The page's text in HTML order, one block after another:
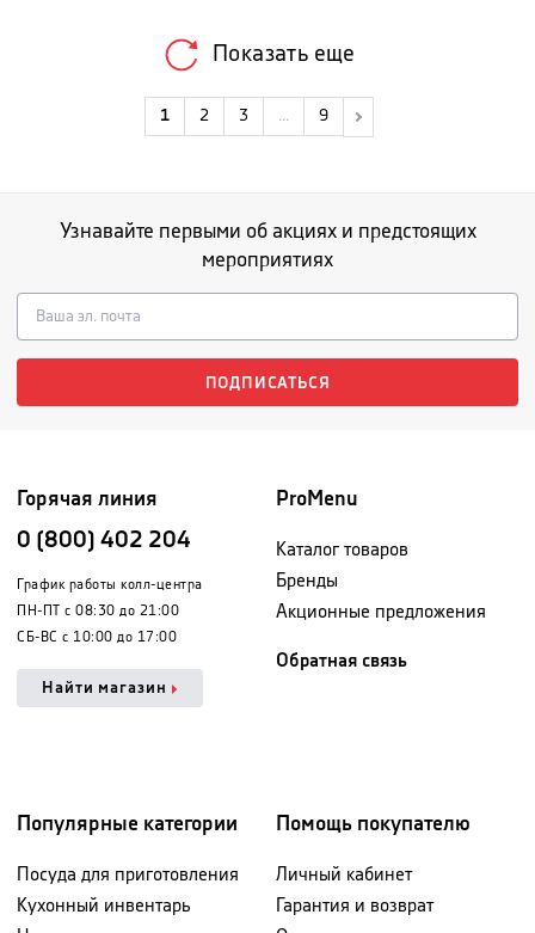
Показать еще
1 2 3 ... 9
Узнавайте первыми об акциях и предстоящих
мероприятиях
ПОДПИСАТЬСЯ
Горячая линия
0 (800) 402 204
График работы колл-центра
ПН-ПТ с 08:30 до 21:00
СБ-ВС с 10:00 до 17:00
Найти магазин
ProMenu
Каталог товаров
Бренды
Акционные предложения
Обратная связь
Популярные категории
Посуда для приготовления
Кухонный инвентарь
Помощь покупателю
Личный кабинет
Гарантия и возврат